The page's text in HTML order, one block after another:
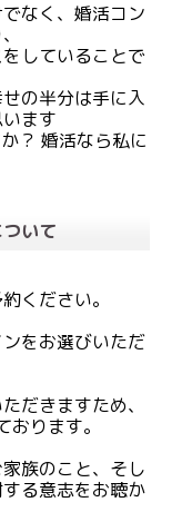
なく、婚活コン
していることで
の半分は手に入
ます
？ 婚活なら私に
いて
ください。
をお選びいただ
だきますため、
ります。
族のこと、そし
る意志をお聴か